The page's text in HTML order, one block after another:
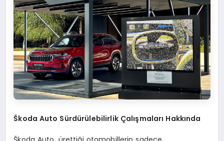
Škoda Auto Sürdürülebilirlik Çalışmaları Hakkında